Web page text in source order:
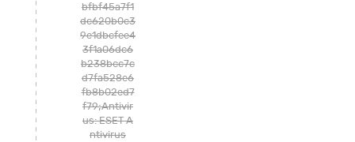
bfbf45a7f1
dc620b0c3
9e1dbcfee4
3f1a06dc6
b238bcc7c
d7fa528e6
fb8b02ed7
f79;Antivir
us: ESET A
ntivirus